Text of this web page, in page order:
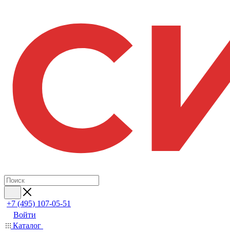
+7 (495) 107-05-51
Войти
Каталог